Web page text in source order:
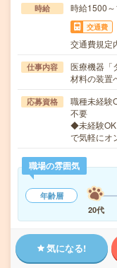
時給 時給1500
交通費
交通費規定
仕事内容
医療機器「
材料の装置
応募資格
職種未経験
不要
◆未経験OK
で気軽に
職場の雰囲気
年齢層
20代
気になる!